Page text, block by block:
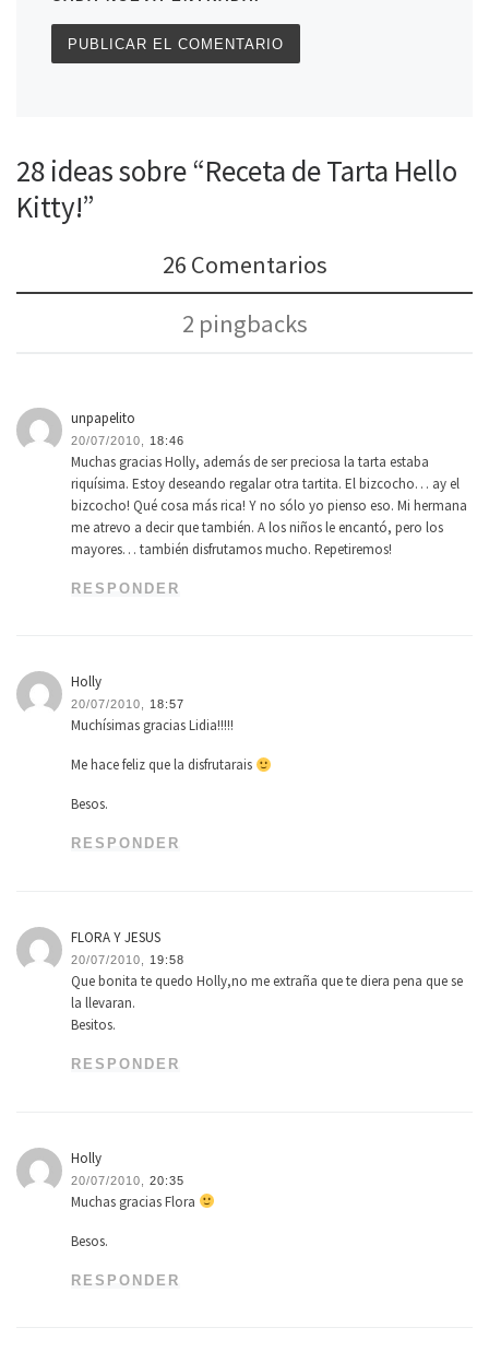
28 ideas sobre “Receta de Tarta Hello
Kitty!”
26 Comentarios
2 pingbacks
unpapelito
20/07/2010, 18:46
Muchas gracias Holly, además de ser preciosa la tarta estaba
riquísima. Estoy deseando regalar otra tartita. El bizcocho… ay el
bizcocho! Qué cosa más rica! Y no sólo yo pienso eso. Mi hermana
me atrevo a decir que también. A los niños le encantó, pero los
mayores… también disfrutamos mucho. Repetiremos!
RESPONDER
Holly
20/07/2010, 18:57
Muchísimas gracias Lidia!!!!!
Me hace feliz que la disfrutarais
Besos.
RESPONDER
FLORA Y JESUS
20/07/2010, 19:58
Que bonita te quedo Holly,no me extraña que te diera pena que se
la llevaran.
Besitos.
RESPONDER
Holly
20/07/2010, 20:35
Muchas gracias Flora
Besos.
RESPONDER